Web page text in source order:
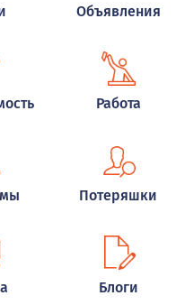
Объявления
Работа
Потеряшки
Блоги